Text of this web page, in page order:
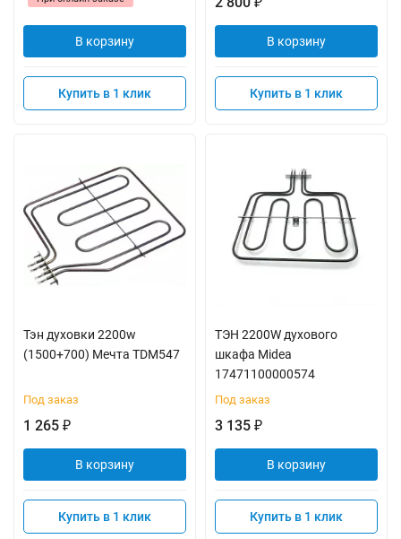
В корзину
Купить в 1 клик
₽
В корзину
Купить в 1 клик
Тэн духовки 2200w
(1500+700) Мечта TDM547
Под заказ
1 265 ₽
В корзину
Купить в 1 клик
ТЭН 2200W духового
шкафа Midea
17471100000574
Под заказ
3 135 ₽
В корзину
Купить в 1 клик